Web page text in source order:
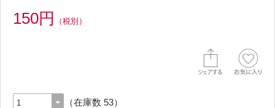
150円 （税別）
（在庫数 53）